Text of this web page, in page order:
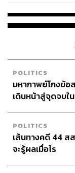
POLITICS
มหากาพย์โกงข้
เดินหน้าสู่จุดจบใ
POLITICS
เส้นทางคดี 44 ส
จะรู้ผลเมื่อไร